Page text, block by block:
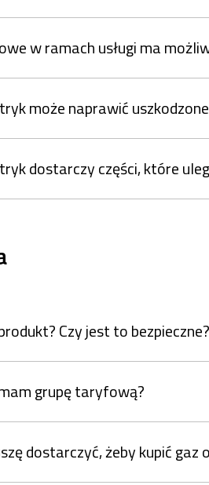
w ramach usługi ma
może naprawić
dostarczy części, które
Czy jest to bezpieczne?
grupę taryfową?
dostarczyć, żeby kupić gaz